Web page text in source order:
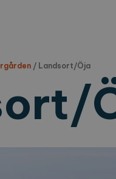
/ Landsort/Öja